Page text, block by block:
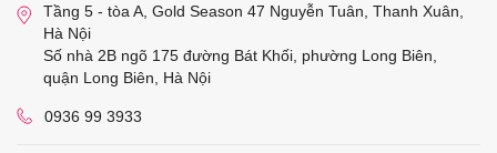
Tầng 5 - tòa A, Gold Season 47 Nguyễn Tuân, Thanh Xuân,
Hà Nội
Số nhà 2B ngõ 175 đường Bát Khối, phường Long Biên,
quận Long Biên, Hà Nội
0936 99 3933